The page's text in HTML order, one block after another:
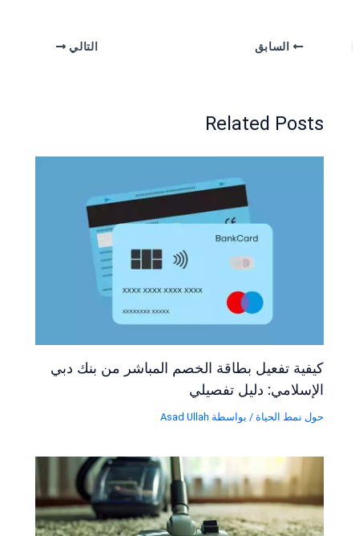
السابق التالي
Related Posts
كيفية تفعيل بطاقة الخصم المباشر من بنك دبي
الإسلامي: دليل تفصيلي
حول نمط الحياة / بواسطة Asad Ullah